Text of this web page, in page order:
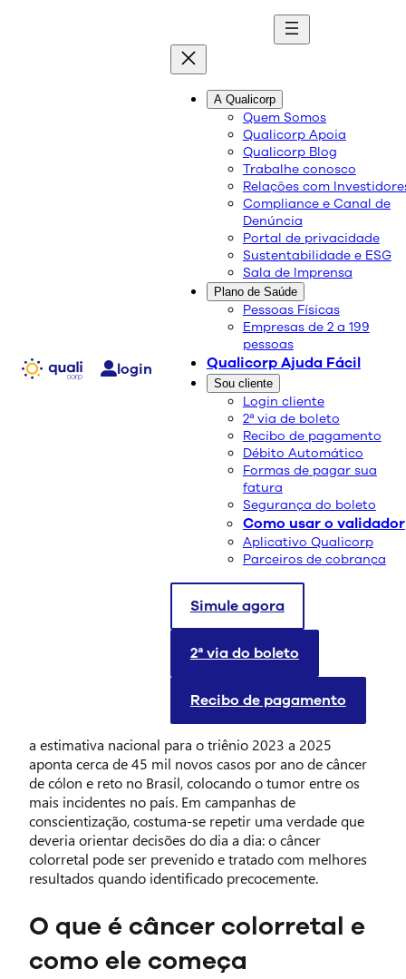
login
A Qualicorp
Quem Somos
Qualicorp Apoia
Qualicorp Blog
Trabalhe conosco
Relações com
Compliance e Canal de
Denúncia
Portal de privacidade
Sustentabilidade e ESG
Sala de Imprensa
Plano de Saúde
Pessoas Físicas
Empresas de 2 a 199
pessoas
Qualicorp Ajuda Fácil
Sou cliente
Login cliente
2ª via de boleto
Recibo de pagamento
Débito Automático
Formas de pagar sua
fatura
Segurança do boleto
Como usar o validador
Aplicativo Qualicorp
Parceiros de cobrança
Simule agora
2ª via do boleto
Recibo de pagamento
blog
Conteúdo de qualidade e as melhores soluções
Março Azul Escuro:
prevenção do câncer
04/03/2026
Compartilhe:
é uma campanha que convida a
população a falar abertamente sobre prevenção do
câncer colorretal, também chamado de câncer de
antes que virem câncer por meio do rastreamento. De
Instituto Nacional de Câncer (INCA),
a estimativa nacional para o triênio 2023 a 2025
aponta cerca de 45 mil novos casos por ano de câncer
de cólon e reto no Brasil, colocando o tumor entre os
mais incidentes no país. Em campanhas de
conscientização, costuma-se repetir uma verdade que
deveria orientar decisões do dia a dia: o câncer
colorretal pode ser prevenido e tratado com melhores
resultados quando identificado precocemente.
O que é câncer colorretal e
como ele começa